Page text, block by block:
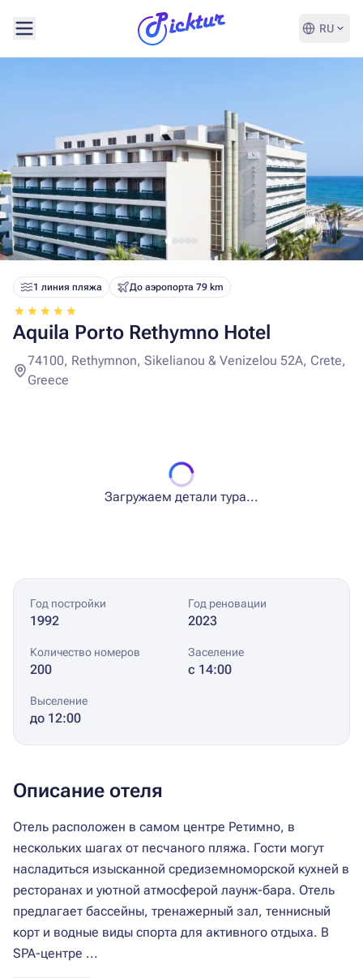
RU
1 линия пляжа До аэропорта 79 km
Aquila Porto Rethymno Hotel
74100, Rethymnon, Sikelianou & Venizelou 52A, Crete,
Greece
Загружаем детали тура...
Год постройки
1992
Год реновации
2023
Количество номеров
200
Заселение
с 14:00
Выселение
до 12:00
Описание отеля
Отель расположен в самом центре Ретимно, в
нескольких шагах от песчаного пляжа. Гости могут
насладиться изысканной средиземноморской кухней в
ресторанах и уютной атмосферой лаунж-бара. Отель
предлагает бассейны, тренажерный зал, теннисный
корт и водные виды спорта для активного отдыха. В
SPA-центре ...